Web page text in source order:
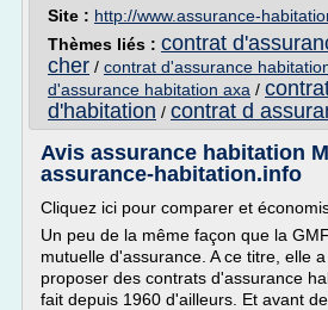
Site : http://www.assurance-
Thèmes liés : contrat
cher / contrat d'assurance
d'assurance habitation axa /
d'habitation / contrat d
Avis assurance habitation
assurance-habitation.info
Cliquez ici pour comparer et
Un peu de la même façon que la
mutuelle d'assurance. A ce titre, elle
proposer des contrats d'assurance
fait depuis 1960 d'ailleurs. Et avant